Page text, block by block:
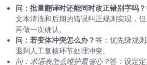
问：批量翻译时还能同时改正错别字吗？
文本清洗和后期的错误纠正规则实现，
再做一次确认。
问：若变体冲突怎么办？答：优先级规
退到人工复核环节处理冲突。
问：术语表怎么维护最省心？答：设定